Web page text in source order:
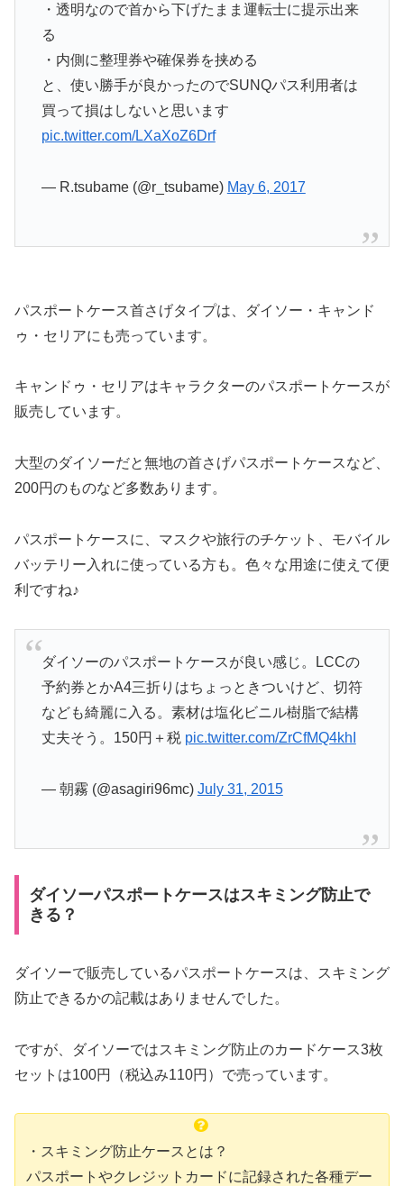
・透明なので首から下げたまま運転士に提示出来
る
・内側に整理券や確保券を挟める
と、使い勝手が良かったのでSUNQパス利用者は
買って損はしないと思います
pic.twitter.com/LXaXoZ6Drf
— R.tsubame (@r_tsubame) May 6, 2017
パスポートケース首さげタイプは、ダイソー・キャンド
ゥ・セリアにも売っています。
キャンドゥ・セリアはキャラクターのパスポートケースが
販売しています。
大型のダイソーだと無地の首さげパスポートケースなど、
200円のものなど多数あります。
パスポートケースに、マスクや旅行のチケット、モバイル
バッテリー入れに使っている方も。色々な用途に使えて便
利ですね♪
ダイソーのパスポートケースが良い感じ。LCCの
予約券とかA4三折りはちょっときついけど、切符
なども綺麗に入る。素材は塩化ビニル樹脂で結構
丈夫そう。150円＋税 pic.twitter.com/ZrCfMQ4khI
— 朝霧 (@asagiri96mc) July 31, 2015
ダイソーパスポートケースはスキミング防止で
きる？
ダイソーで販売しているパスポートケースは、スキミング
防止できるかの記載はありませんでした。
ですが、ダイソーではスキミング防止のカードケース3枚
セットは100円（税込み110円）で売っています。
・スキミング防止ケースとは？
パスポートやクレジットカードに記録された各種デー